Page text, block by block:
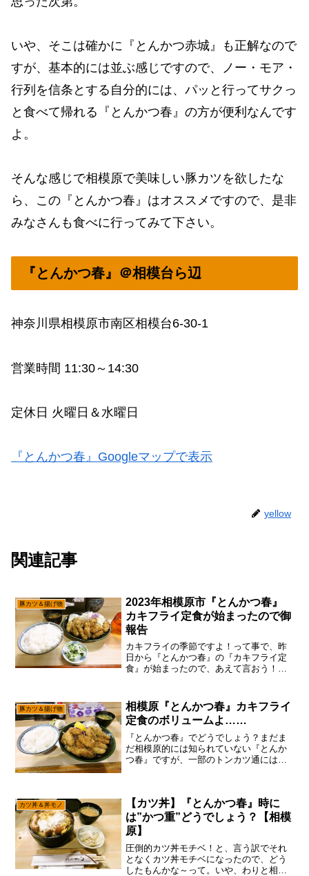
いや、そこは確かに『とんかつ赤城』も正解なので
すが、基本的には並ぶ感じですので、ノー・モア・
行列を信条とする自分的には、パッと行ってサクっ
と食べて帰れる『とんかつ春』の方が便利なんです
よ。
そんな感じで相模原で美味しい豚カツを欲したな
ら、この『とんかつ春』はオススメですので、是非
みなさんも食べに行ってみて下さい。
『とんかつ春』＠相模台ら辺
神奈川県相模原市南区相模台6-30-1
営業時間 11:30～14:30
定休日 火曜日＆水曜日
『とんかつ春』Googleマップで表示
yellow
関連記事
豚カツ＆揚げ物
2023年相模原市『とんかつ春』
カキフライ定食が始まったので御
報告
カキフライの季節ですよ！って事で、昨
日から『とんかつ春』の『カキフライ定
食』が始まったので、あえて言おう！
半年チョット待った感じでして、この日
をどれほどに待ちわびたの...
豚カツ＆揚げ物
相模原『とんかつ春』カキフライ
定食のボリュームよ……
『とんかつ春』でどうでしょう？まだま
だ相模原的には知られていない『とんか
つ春』ですが、一部のトンカツ通には注
店しちゃったんですよね～だ...
カツ丼＆丼モノ
【カツ丼】『とんかつ春』時に
は”かつ重”どうでしょう？【相模
原】
圧倒的カツ丼モチベ！と、言う訳でそれ
となくカツ丼モチベになったので、どう
したもんかな～って。いや、わりと相模